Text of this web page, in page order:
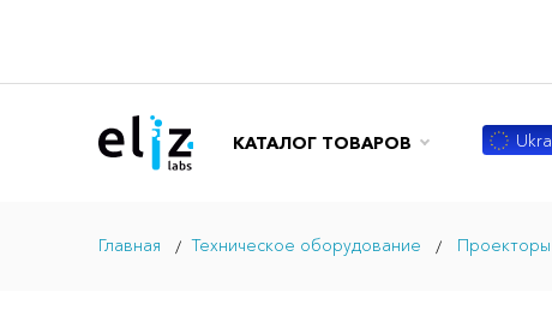
КАТАЛОГ ТОВАРОВ
Главная Техническое оборудование Проекторы